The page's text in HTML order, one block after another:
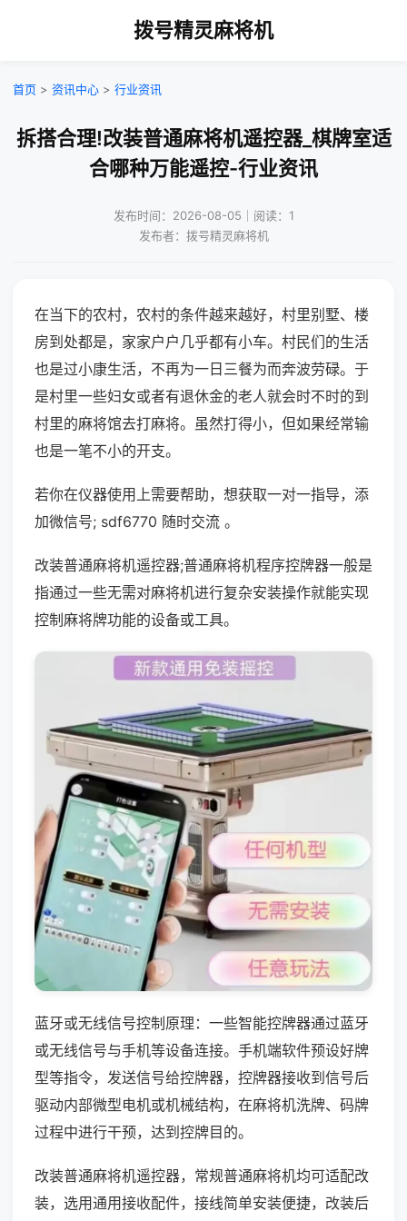
拨号精灵麻将机
首页 > 资讯中心 > 行业资讯
拆搭合理!改装普通麻将机遥控器_棋牌室适
合哪种万能遥控-行业资讯
发布时间：2026-08-05｜阅读：1
发布者：拨号精灵麻将机
在当下的农村，农村的条件越来越好，村里别墅、楼
房到处都是，家家户户几乎都有小车。村民们的生活
也是过小康生活，不再为一日三餐为而奔波劳碌。于
是村里一些妇女或者有退休金的老人就会时不时的到
村里的麻将馆去打麻将。虽然打得小，但如果经常输
也是一笔不小的开支。
若你在仪器使用上需要帮助，想获取一对一指导，添
加微信号; sdf6770 随时交流 。
改装普通麻将机遥控器;普通麻将机程序控牌器一般是
指通过一些无需对麻将机进行复杂安装操作就能实现
控制麻将牌功能的设备或工具。
蓝牙或无线信号控制原理：一些智能控牌器通过蓝牙
或无线信号与手机等设备连接。手机端软件预设好牌
型等指令，发送信号给控牌器，控牌器接收到信号后
驱动内部微型电机或机械结构，在麻将机洗牌、码牌
过程中进行干预，达到控牌目的。
改装普通麻将机遥控器，常规普通麻将机均可适配改
装，选用通用接收配件，接线简单安装便捷，改装后